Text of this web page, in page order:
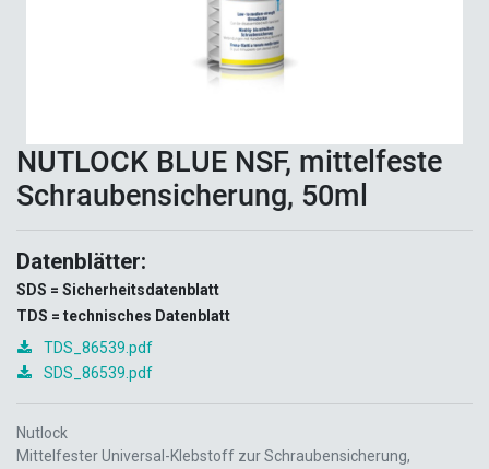
NUTLOCK BLUE NSF, mittelfeste
Schraubensicherung, 50ml
Datenblätter:
SDS = Sicherheitsdatenblatt
TDS = technisches Datenblatt
TDS_86539.pdf
SDS_86539.pdf
Nutlock
Mittelfester Universal-Klebstoff zur Schraubensicherung,